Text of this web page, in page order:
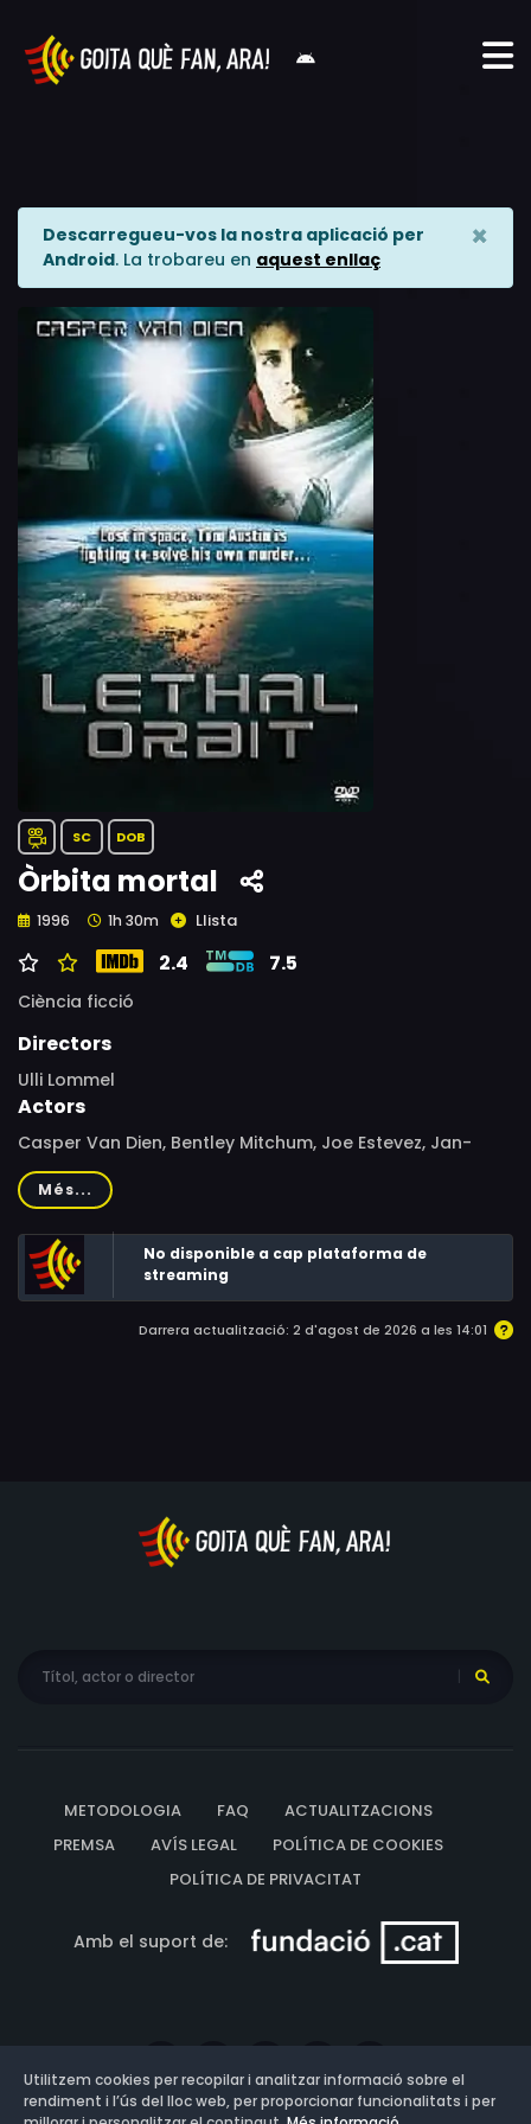
Descarregueu-vos la nostra aplicació per
Android. La trobareu en aquest enllaç
×
SC DOB
Òrbita mortal
1996 1h 30m Llista
2.4 7.5
Ciència ficció
Directors
Ulli Lommel
Actors
Casper Van Dien, Bentley Mitchum, Joe Estevez, Jan-
Michael Vincent, Christopher Mitchum, Ulli Lommel
Més...
No disponible a cap plataforma de
streaming
Darrera actualització: 2 d'agost de 2026 a les 14:01
METODOLOGIA FAQ
ACTUALITZACIONS
PREMSA
AVÍS LEGAL
POLÍTICA DE COOKIES
POLÍTICA DE PRIVACITAT
Amb el suport de:
Utilitzem cookies per recopilar i analitzar informació sobre el
rendiment i l’ús del lloc web, per proporcionar funcionalitats i per